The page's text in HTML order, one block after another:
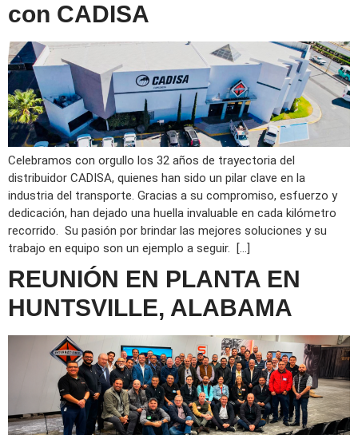
con CADISA
Celebramos con orgullo los 32 años de trayectoria del
distribuidor CADISA, quienes han sido un pilar clave en la
industria del transporte. Gracias a su compromiso, esfuerzo y
dedicación, han dejado una huella invaluable en cada kilómetro
recorrido. Su pasión por brindar las mejores soluciones y su
trabajo en equipo son un ejemplo a seguir. […]
REUNIÓN EN PLANTA EN
HUNTSVILLE, ALABAMA